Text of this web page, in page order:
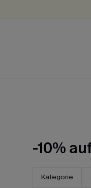
-10%
Kategorie